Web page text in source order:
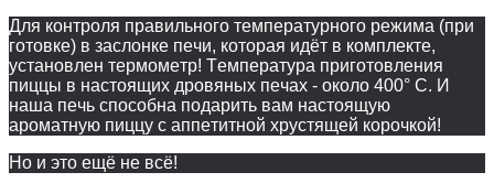
Для контроля правильного температурного режима (при
готовке) в заслонке печи, которая идёт в комплекте,
установлен термометр! Температура приготовления
пиццы в настоящих дровяных печах - около 400° C. И
наша печь способна подарить вам настоящую
ароматную пиццу с аппетитной хрустящей корочкой!
Но и это ещё не всё!